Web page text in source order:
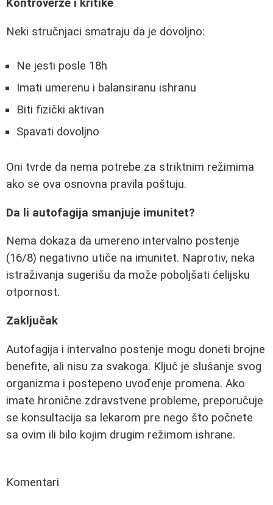
Kontroverze i kritike
Neki stručnjaci smatraju da je dovoljno:
Ne jesti posle 18h
Imati umerenu i balansiranu ishranu
Biti fizički aktivan
Spavati dovoljno
Oni tvrde da nema potrebe za striktnim režimima
ako se ova osnovna pravila poštuju.
Da li autofagija smanjuje imunitet?
Nema dokaza da umereno intervalno postenje
(16/8) negativno utiče na imunitet. Naprotiv, neka
istraživanja sugerišu da može poboljšati ćelijsku
otpornost.
Zaključak
Autofagija i intervalno postenje mogu doneti brojne
benefite, ali nisu za svakoga. Ključ je slušanje svog
organizma i postepeno uvođenje promena. Ako
imate hronične zdravstvene probleme, preporučuje
se konsultacija sa lekarom pre nego što počnete
sa ovim ili bilo kojim drugim režimom ishrane.
Komentari